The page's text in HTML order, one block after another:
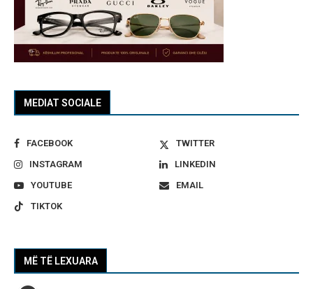
MEDIAT SOCIALE
FACEBOOK
TWITTER
INSTAGRAM
LINKEDIN
YOUTUBE
EMAIL
TIKTOK
MË TË LEXUARA